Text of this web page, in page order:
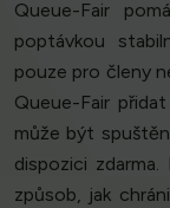
Queue-Fair
poptávkou
pouze pro členy
Queue-Fair
může být
dispozici
způsob, jak